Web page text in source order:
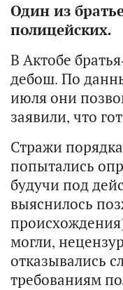
Один из
полицейских.
В Актобе
дебош. По
июля они
заявили, что
Стражи
попытались
будучи под
выяснилось
могли,
отказывались
требованиям